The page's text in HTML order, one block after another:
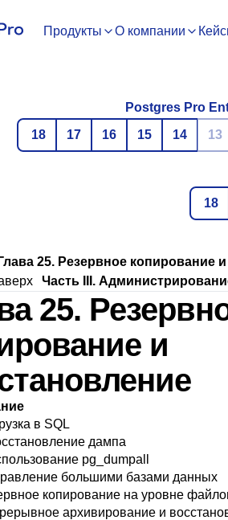
Продукты О компании
Postgres Pro
18
17 16 15 14 13
18
Глава 25. Резервное копирование
Часть III.
25.
и
в SQL
дампа
pg_dumpall
большими базами данных
копирование на уровне
архивирование и